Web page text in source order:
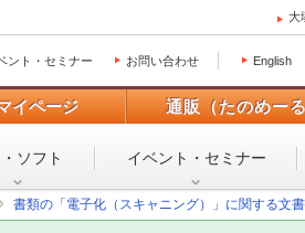
大
ント・セミナー お問い合わせ English
イページ 通販（たのめーる
ソフト イベント・ セミナー
書類の「電子化（スキャニング）」に関する文